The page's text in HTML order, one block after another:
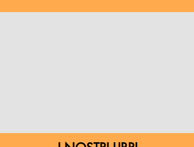
riadattare prospettive e comportamenti, per
(forse l’ultima) per adeguarci ai mutamenti